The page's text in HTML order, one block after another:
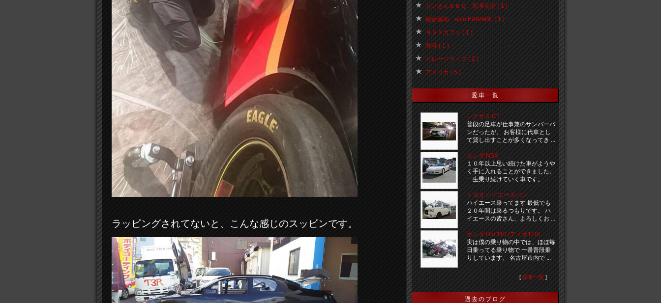
ラッピングされてないと、こんな感じのスッピンです。
ガンさんＢＢＱ 黒澤元治 ( 1 )
秘密基地 ajito KAWABE ( 1 )
ＮＳＸカフェ ( 1 )
香港 ( 1 )
ガレージライフ ( 2 )
アメリカ ( 5 )
愛車一覧
レクサス CT
普段の足車が仕事兼のサンバーバ
ンだったが、 お客様に代車とし
て貸し出すことが多くなってき ...
ホンダ NSX
１０年以上思い続けた車がようや
く手に入れることができました。
一生乗り続けていく車です。 ...
トヨタ ハイエースバン
ハイエース乗ってます 最低でも
２０年間は乗るつもりです。 ハ
イエースの皆さん、よろしくお ...
ホンダ Dio 110 (ディオ110)
実は僕の乗り物の中では、ほぼ毎
日乗ってる乗り物で 一番普段乗
りしています。 名古屋市内で ...
[ 愛車一覧 ]
過去のブログ